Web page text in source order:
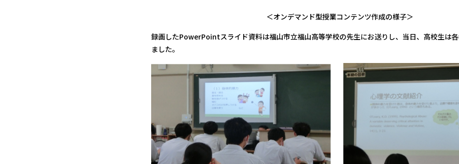
＜オンデマンド型授業コンテンツ作成の様子＞
録画したPowerPointスライド資料は福山市立福山高等学校の先生にお送りし、当日、高校生は
ました。